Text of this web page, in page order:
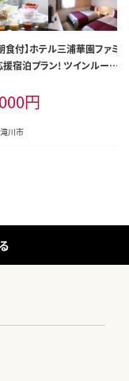
食付】ホテル三浦華園ファミ
援宿泊プラン! ツインルーム
円
川市